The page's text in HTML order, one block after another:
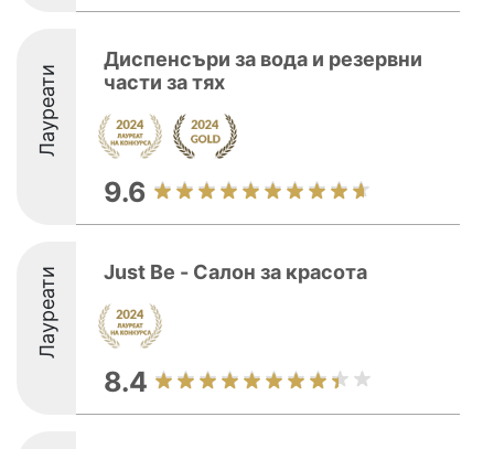
Лауреати
Диспенсъри за вода и резервни
части за тях
9.6
Лауреати Just Be - Салон за красота
8.4